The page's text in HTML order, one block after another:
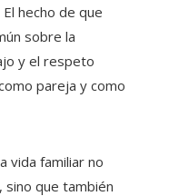
hecho de que
sobre la
y el respeto
pareja y como
vida familiar no
sino que también